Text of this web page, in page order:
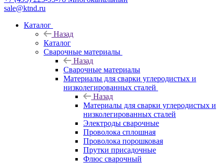
sale@ktnd.ru
Каталог
Назад
Каталог
Сварочные материалы
Назад
Сварочные материалы
Материалы для сварки углеродистых и
низколегированных сталей
Назад
Материалы для сварки углеродистых и
низколегированных сталей
Электроды сварочные
Проволока сплошная
Проволока порошковая
Прутки присадочные
Флюс сварочный